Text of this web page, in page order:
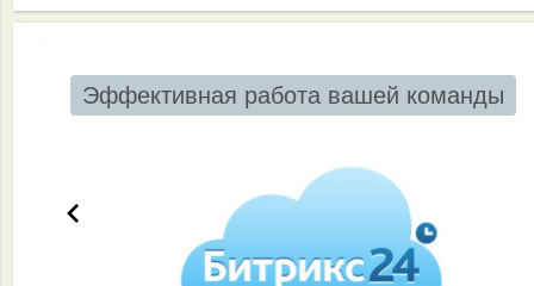
Эффективная работа вашей команды